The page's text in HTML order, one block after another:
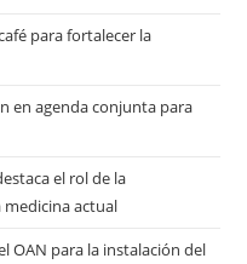
para fortalecer la
en agenda conjunta para
el rol de la
medicina actual
OAN para la instalación del